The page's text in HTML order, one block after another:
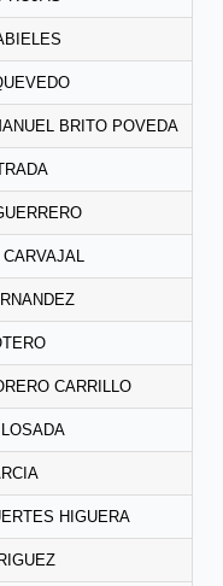
BRITO POVEDA
CARRILLO
HIGUERA